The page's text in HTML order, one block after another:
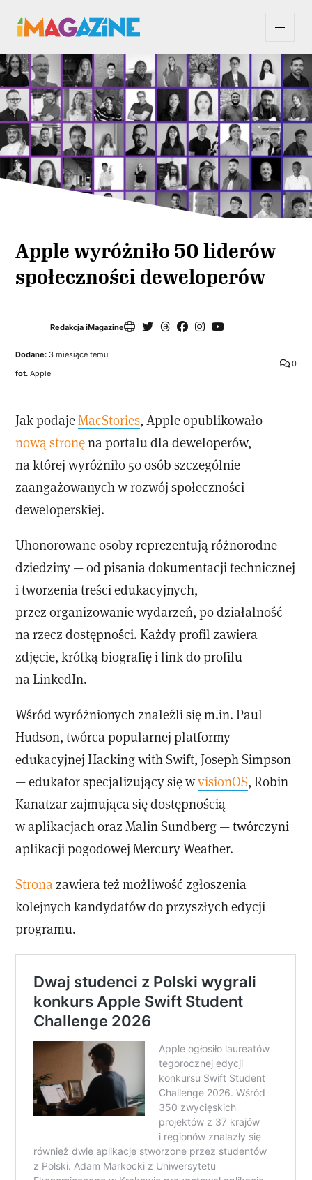
Apple wyróżniło 50 liderów
społeczności deweloperów
Redakcja iMagazine
0
Dodane: 3 miesiące temu
fot. Apple
Jak podaje MacStories, Apple opublikowało
nową stronęna portalu dla deweloperów,
na której wyróżniło 50 osób szczególnie
zaangażowanych w rozwój społeczności
deweloperskiej.
Uhonorowane osoby reprezentują różnorodne
dziedziny — od pisania dokumentacji technicznej
i tworzenia treści edukacyjnych,
przez organizowanie wydarzeń, po działalność
na rzecz dostępności. Każdy profil zawiera
zdjęcie, krótką biografię i link do profilu
na LinkedIn.
Wśród wyróżnionych znaleźli się m.in. Paul
Hudson, twórca popularnej platformy
edukacyjnej Hacking with Swift, Joseph Simpson
— edukator specjalizujący się wvisionOS, Robin
Kanatzar zajmująca się dostępnością
w aplikacjach oraz Malin Sundberg — twórczyni
aplikacji pogodowej Mercury Weather.
Stronazawiera też możliwość zgłoszenia
kolejnych kandydatów do przyszłych edycji
programu.